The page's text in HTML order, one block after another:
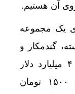
آن هستیم.
یک مجموعه
گندمکار و
کارکنان دولت را بدهیم در مقابل ۴ میلیارد دلار
بنزین وارد می‌کنیم و با قیمت ۱۵۰۰ تومان